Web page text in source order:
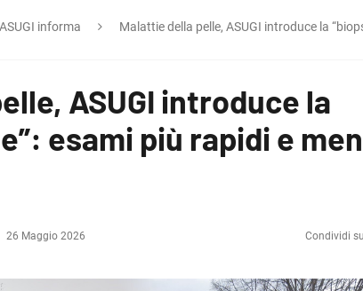
ASUGI informa Malattie della pelle, ASUGI introduce la
ASUGI introduce la
esami più rapidi e
Condividi
26 Maggio 2026